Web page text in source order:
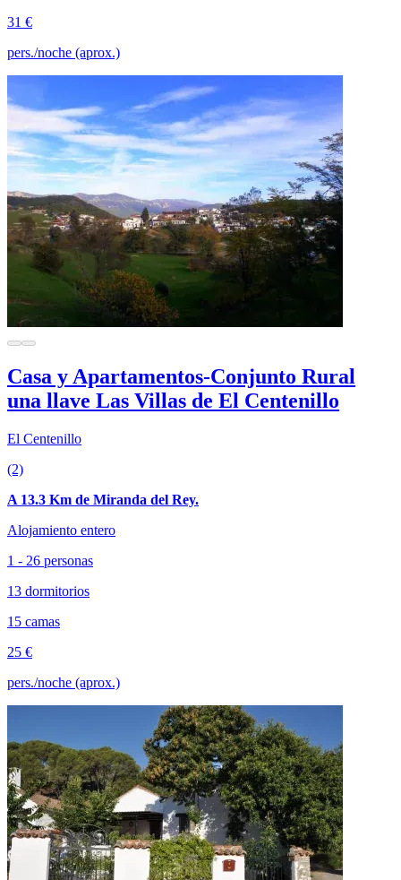
31 €
pers./noche (aprox.)
Casa y Apartamentos-Conjunto Rural
una llave Las Villas de El Centenillo
El Centenillo
(2)
A 13.3 Km de Miranda del Rey.
Alojamiento entero
1 - 26 personas
13 dormitorios
15 camas
25 €
pers./noche (aprox.)